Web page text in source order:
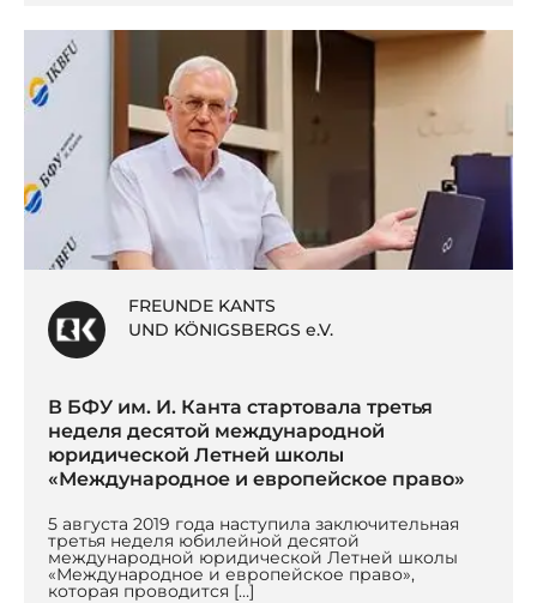
FREUNDE KANTS
UND KÖNIGSBERGS e.V.
В БФУ им. И. Канта стартовала третья
неделя десятой международной
юридической Летней школы
«Международное и европейское право»
5 августа 2019 года наступила заключительная
третья неделя юбилейной десятой
международной юридической Летней школы
«Международное и европейское право»,
которая проводится […]